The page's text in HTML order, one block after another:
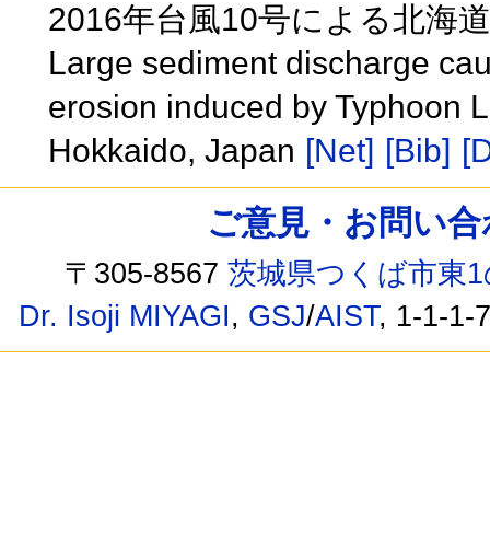
2016年台風10号による北海
Large sediment discharge
erosion induced by Typhoon
Hokkaido, Japan [Net] [Bib]
ご意見・お問い
〒305-8567茨城県つくば市東
Dr. Isoji MIYAGI, GSJ/AIST, 1-1-1-